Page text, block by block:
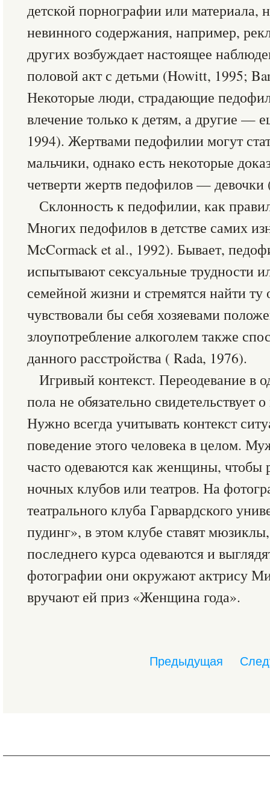
детской порнографии или материала,
невинного содержания, например,
других возбуждает настоящее
половой акт с детьми (Howitt, 1995;
Некоторые люди, страдающие
влечение только к детям, а другие —
1994). Жертвами педофилии могут
мальчики, однако есть некоторые
четверти жертв педофилов — девочки
Склонность к педофилии, как
Многих педофилов в детстве самих
McCormack et al., 1992). Бывает,
испытывают сексуальные трудности
семейной жизни и стремятся найти ту
чувствовали бы себя хозяевами
злоупотребление алкоголем также
данного расстройства ( Rada, 1976).
Игривый контекст. Переодевание в
пола не обязательно свидетельствует
Нужно всегда учитывать контекст
поведение этого человека в целом.
часто одеваются как женщины, чтобы
ночных клубов или театров. На
театрального клуба Гарвардского
пудинг», в этом клубе ставят
последнего курса одеваются и
фотографии они окружают актрису
вручают ей приз «Женщина года».
Предыдущая